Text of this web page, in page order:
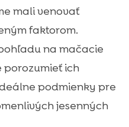
mali venovať
faktorom.
na mačacie
porozumieť ich
podmienky pre
jesenných